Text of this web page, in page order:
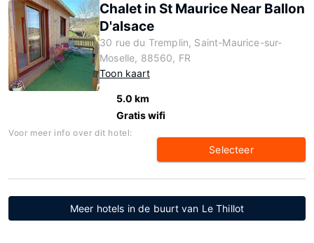
Chalet in St Maurice Near Ballon
D'alsace
30 rue du Tremplin, Saint-Maurice-sur-
Moselle, 88560, FR
Toon kaart
5.0 km
Gratis wifi
Voor meer info over dit hotel:
Selecteer
Meer hotels in de buurt van Le Thillot